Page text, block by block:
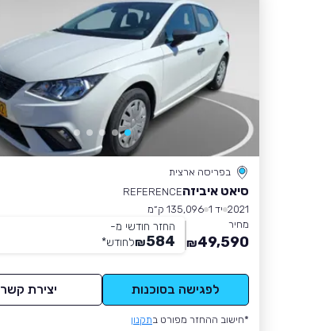
בפריסה ארצית
סיאט איביזהREFERENCE
2021 יד 1
135,096 ק״מ
מחיר
49,590
₪
החזר חודשי מ-
584
₪לחודש*
לפגישה בסוכנות יצירת קשר
*חישוב ההחזר מפורט בתקנון